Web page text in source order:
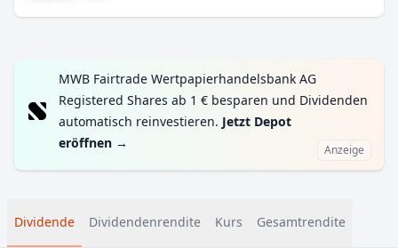
MWB Fairtrade Wertpapierhandelsbank AG
Registered Shares ab 1 € besparen und Dividenden
automatisch reinvestieren. Jetzt Depot
eröffnen → Anzeige
Dividende Dividendenrendite Kurs Gesamtrendite